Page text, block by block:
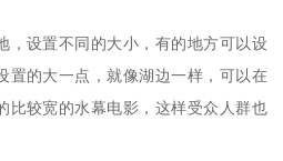
，设置不同的大小，有的地方可以设
置的大一点，就像湖边一样，可以在
比较宽的水幕电影，这样受众人群也